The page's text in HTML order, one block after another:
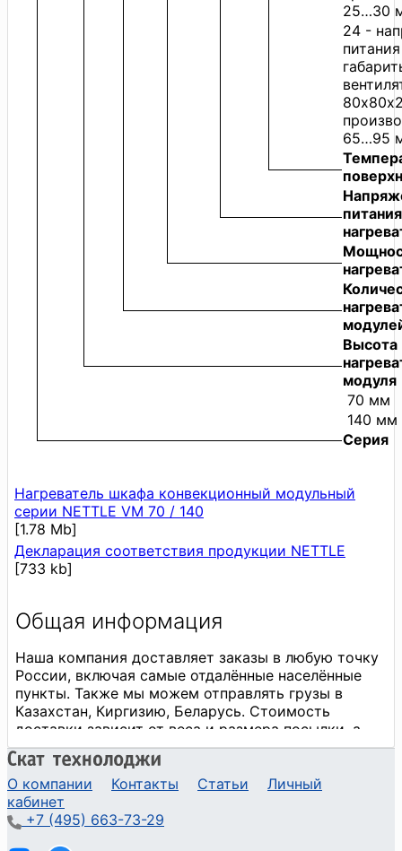
25…30
24 -
65…95
питания
Высота
модуля
70 мм
140 мм
Серия
Нагреватель шкафа конвекционный модульный
серии NETTLE VM 70 / 140
[1.78 Mb]
Декларация соответствия продукции NETTLE
[733 kb]
О компании Контакты Статьи
Личный
кабинет
+7 (495) 663-73-29